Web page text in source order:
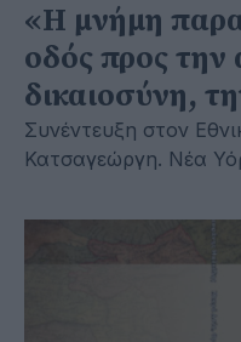
«Η μνήμη
οδός προς την
δικαιοσύνη,
Συνέντευξη στον
Κατσαγεώργη. Νέα